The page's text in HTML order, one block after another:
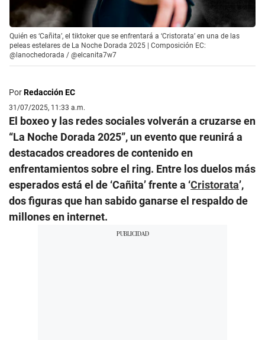
Quién es ‘Cañita’, el tiktoker que se enfrentará a ‘Cristorata’ en una de las
peleas estelares de La Noche Dorada 2025 | Composición EC:
@lanochedorada / @elcanita7w7
PorRedacción EC
31/07/2025, 11:33 a.m.
El boxeo y las redes sociales volverán a cruzarse en
“La Noche Dorada 2025”, un evento que reunirá a
destacados creadores de contenido en
enfrentamientos sobre el ring. Entre los duelos más
esperados está el de ‘Cañita’ frente a ‘Cristorata’,
dos figuras que han sabido ganarse el respaldo de
millones en internet.